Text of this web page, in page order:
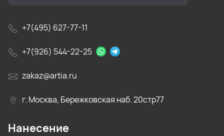
+7(495) 627-77-11
+7(926) 544-22-25
zakaz@artia.ru
г. Москва, Бережковская наб. 20стр77
Нанесение